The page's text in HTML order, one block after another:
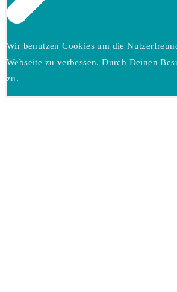
Wir benutzen Cookies um die
Webseite zu verbessen. Durch Deinen
zu.